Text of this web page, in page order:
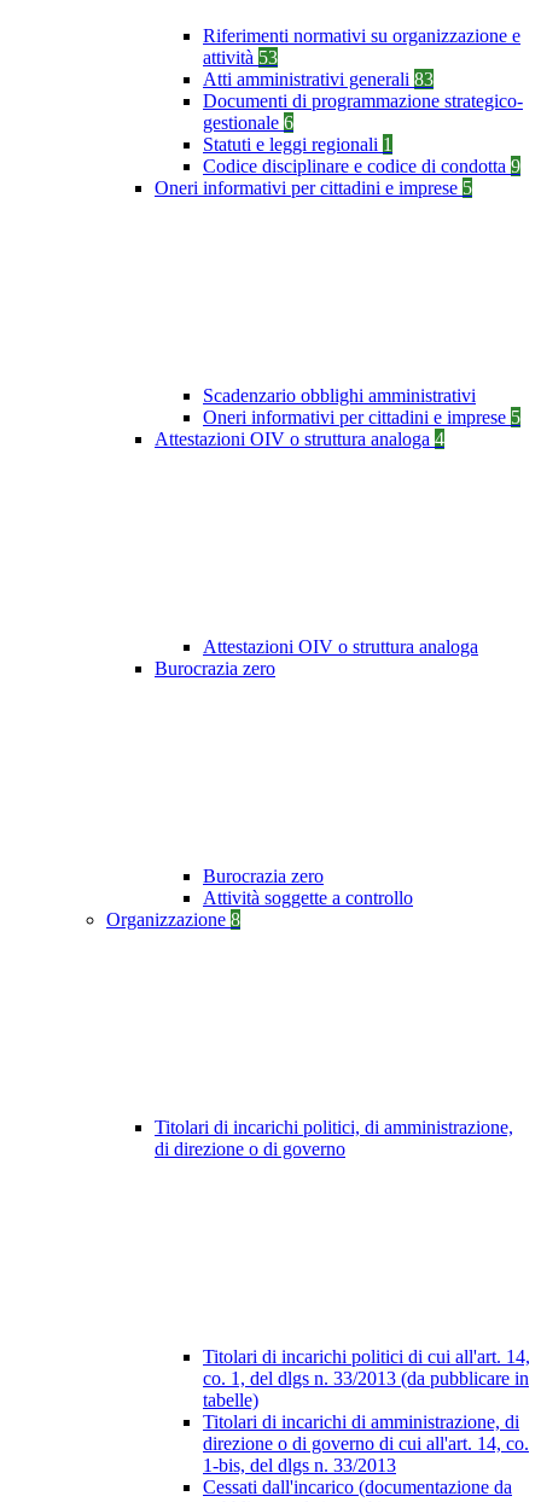
Riferimenti normativi su organizzazione e
attività 53
Atti amministrativi generali 83
Documenti di programmazione strategico-
gestionale 6
Statuti e leggi regionali 1
Codice disciplinare e codice di condotta 9
Oneri informativi per cittadini e imprese 5
Scadenzario obblighi amministrativi
Oneri informativi per cittadini e imprese 5
Attestazioni OIV o struttura analoga 4
Attestazioni OIV o struttura analoga
Burocrazia zero
Burocrazia zero
Attività soggette a controllo
Organizzazione 8
Titolari di incarichi politici, di amministrazione,
di direzione o di governo
Titolari di incarichi politici di cui all'art. 14,
co. 1, del dlgs n. 33/2013 (da pubblicare in
tabelle)
Titolari di incarichi di amministrazione, di
direzione o di governo di cui all'art. 14, co.
1-bis, del dlgs n. 33/2013
Cessati dall'incarico (documentazione da